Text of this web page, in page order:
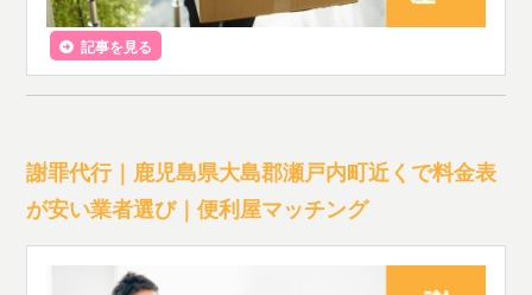
記事を見る
謝罪代行｜鹿児島県大島郡瀬戸内町近くで料金表
が安い業者選び｜便利屋マッチング